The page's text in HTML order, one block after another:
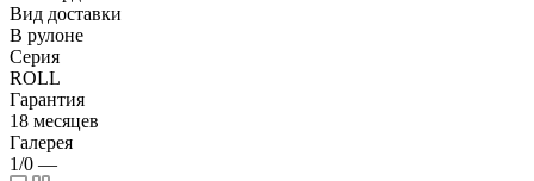
Вид доставки
В рулоне
Серия
ROLL
Гарантия
18 месяцев
Галерея
1/0 —